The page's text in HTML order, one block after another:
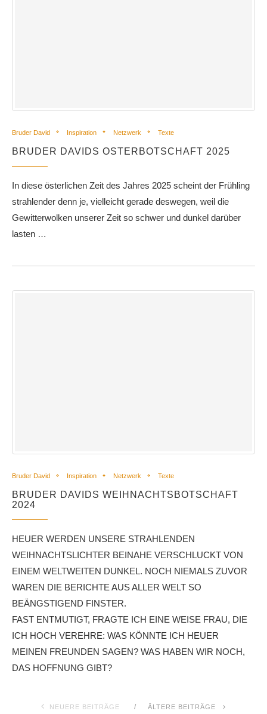
Bruder David Inspiration Netzwerk Texte
BRUDER DAVIDS OSTERBOTSCHAFT 2025
In diese österlichen Zeit des Jahres 2025 scheint der Frühling
strahlender denn je, vielleicht gerade deswegen, weil die
Gewitterwolken unserer Zeit so schwer und dunkel darüber
lasten …
Bruder David Inspiration Netzwerk Texte
BRUDER DAVIDS WEIHNACHTSBOTSCHAFT
2024
HEUER WERDEN UNSERE STRAHLENDEN
WEIHNACHTSLICHTER BEINAHE VERSCHLUCKT VON
EINEM WELTWEITEN DUNKEL. NOCH NIEMALS ZUVOR
WAREN DIE BERICHTE AUS ALLER WELT SO
BEÄNGSTIGEND FINSTER.
FAST ENTMUTIGT, FRAGTE ICH EINE WEISE FRAU, DIE
ICH HOCH VEREHRE: WAS KÖNNTE ICH HEUER
MEINEN FREUNDEN SAGEN? WAS HABEN WIR NOCH,
DAS HOFFNUNG GIBT?
NEUERE BEITRÄGE ÄLTERE BEITRÄGE